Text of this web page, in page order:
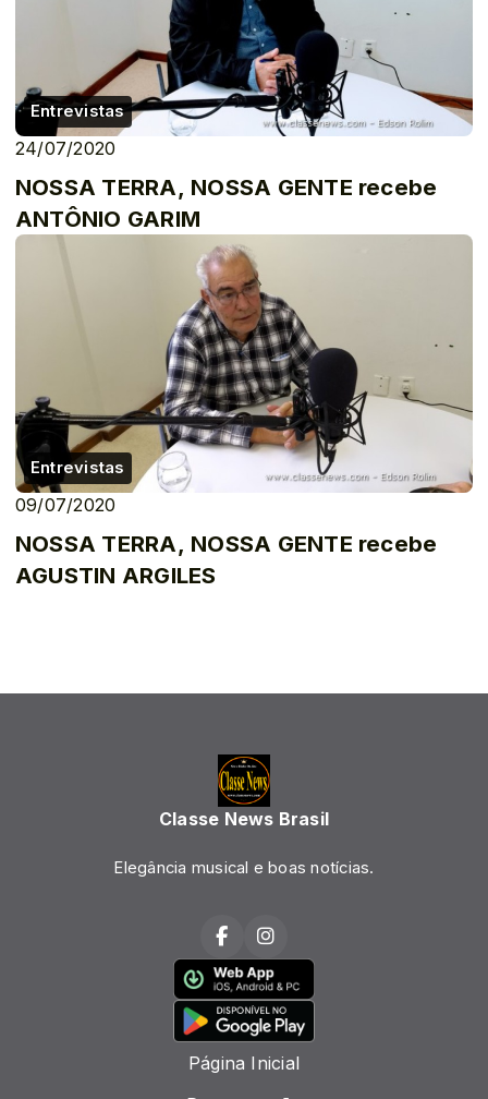
Entrevistas
24/07/2020
NOSSA TERRA, NOSSA GENTE recebe
ANTÔNIO GARIM
Entrevistas
09/07/2020
NOSSA TERRA, NOSSA GENTE recebe
AGUSTIN ARGILES
Classe News Brasil
Elegância musical e boas notícias.
Página Inicial